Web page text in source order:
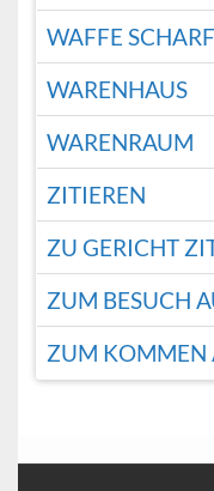
WAFFE
WARENHAUS
WARENRAUM
ZITIEREN
ZU GERICHT
ZUM BESUCH
ZUM KOMMEN